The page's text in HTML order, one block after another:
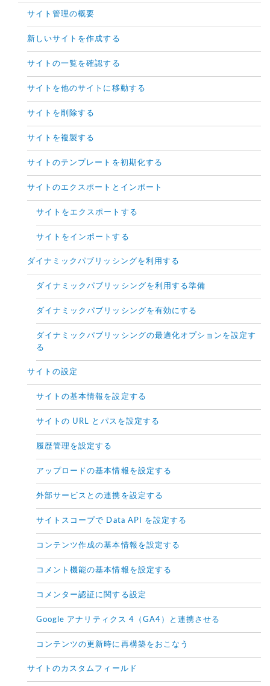
サイト管理の概要
新しいサイトを作成する
サイトの一覧を確認する
サイトを他のサイトに移動する
サイトを削除する
サイトを複製する
サイトのテンプレートを初期化する
サイトのエクスポートとインポート
サイトをエクスポートする
サイトをインポートする
ダイナミックパブリッシングを利用する
ダイナミックパブリッシングを利用する準備
ダイナミックパブリッシングを有効にする
ダイナミックパブリッシングの最適化オプションを設定す
る
サイトの設定
サイトの基本情報を設定する
サイトの URL とパスを設定する
履歴管理を設定する
アップロードの基本情報を設定する
外部サービスとの連携を設定する
サイトスコープで Data API を設定する
コンテンツ作成の基本情報を設定する
コメント機能の基本情報を設定する
コメンター認証に関する設定
Google アナリティクス 4（GA4）と連携させる
コンテンツの更新時に再構築をおこなう
サイトのカスタムフィールド